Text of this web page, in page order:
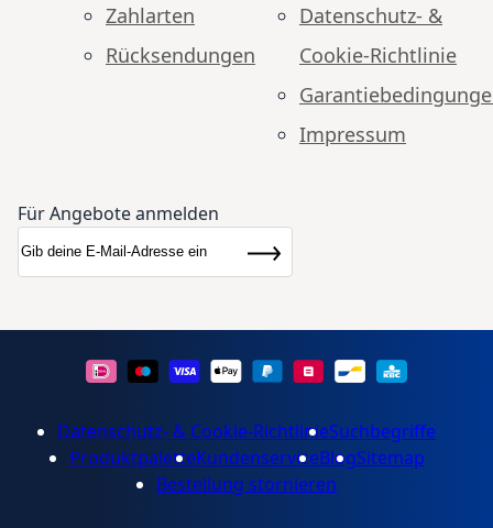
Zahlarten
Rücksendungen
Datenschutz- &
Cookie-Richtlinie
Impressum
Für Angebote anmelden
Newsletter
Abonnieren
Datenschutz- & Cookie-RichtlinieSuchbegriffe
ProduktpaletteKundenserviceBlogSitemap
Bestellung stornieren